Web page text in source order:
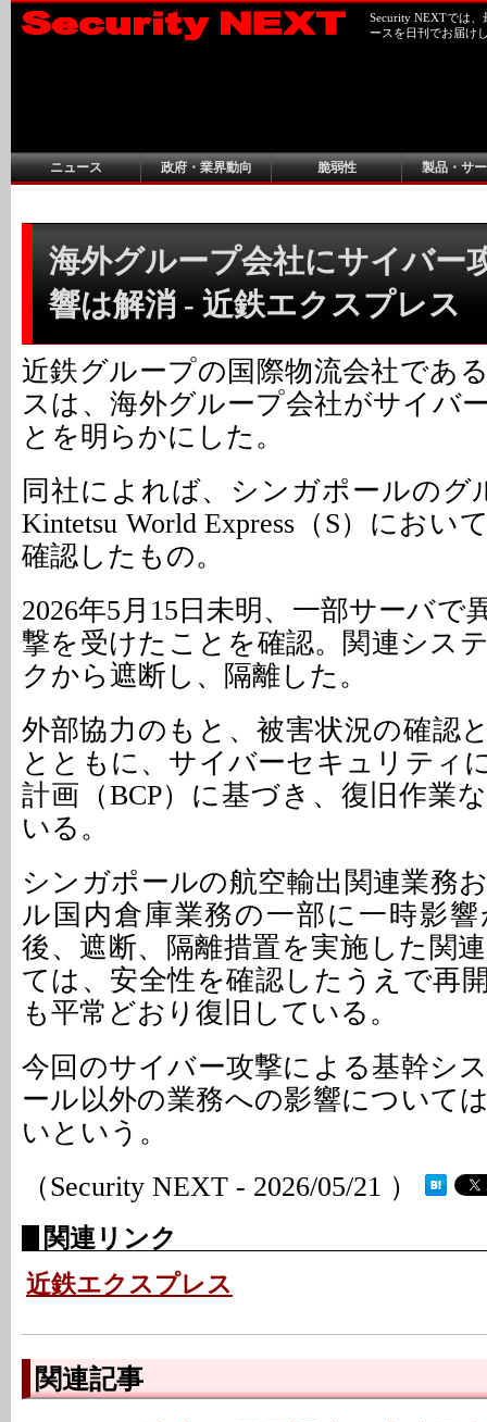
Security NEXTでは
ースを日刊でお届け
ニュース 政府・業界動向 脆弱性 製品・サ
海外グループ会社にサイバー
響は解消 - 近鉄エクスプレス
近鉄グループの国際物流会社であ
スは、海外グループ会社がサイバ
とを明らかにした。
同社によれば、シンガポールのグ
Kintetsu World Express（S）におい
確認したもの。
2026年5月15日未明、一部サーバで
撃を受けたことを確認。関連シス
クから遮断し、隔離した。
外部協力のもと、被害状況の確認
とともに、サイバーセキュリティ
計画（BCP）に基づき、復旧作業
いる。
シンガポールの航空輸出関連業務
ル国内倉庫業務の一部に一時影
後、遮断、隔離措置を実施した関
ては、安全性を確認したうえで再
も平常どおり復旧している。
今回のサイバー攻撃による基幹シ
ール以外の業務への影響について
いという。
（Security NEXT - 2026/05/21 ）
関連リンク
近鉄エクスプレス
関連記事